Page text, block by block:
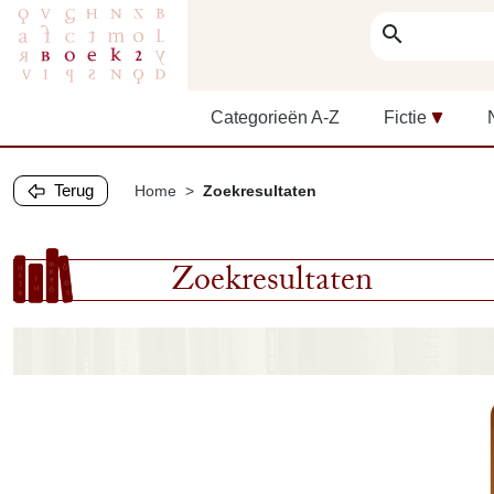
search
Categorieën A-Z Fictie
Terug Home Zoekresultaten
Zoekresultaten